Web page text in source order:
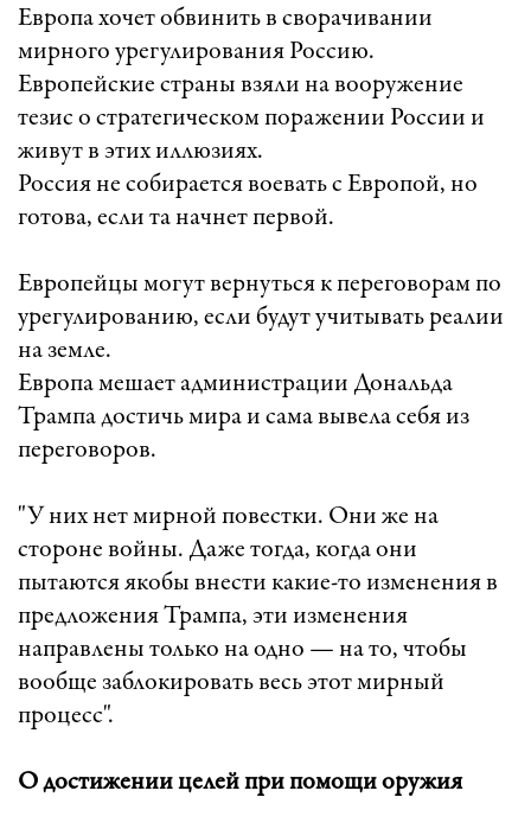
Европа хочет обвинить в сворачивании
мирного урегулирования Россию.
Европейские страны взяли на вооружение
тезис о стратегическом поражении России и
живут в этих иллюзиях.
Россия не собирается воевать с Европой, но
готова, если та начнет первой.
Европейцы могут вернуться к переговорам по
урегулированию, если будут учитывать реалии
на земле.
Европа мешает администрации Дональда
Трампа достичь мира и сама вывела себя из
переговоров.
"У них нет мирной повестки. Они же на
стороне войны. Даже тогда, когда они
пытаются якобы внести какие-то изменения в
предложения Трампа, эти изменения
направлены только на одно — на то, чтобы
вообще заблокировать весь этот мирный
процесс".
О достижении целей при помощи оружия